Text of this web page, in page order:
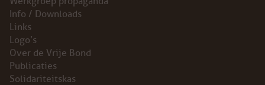
ABONNEMENT
ARCHIEF
WEBSITE
Info / Downloads
Links
Logo’s
Over de Vrije Bond
Publicaties
Solidariteitskas